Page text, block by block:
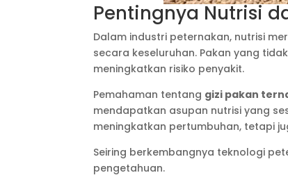
Pentingnya Nutrisi
Dalam industri peternakan, nutrisi
secara keseluruhan. Pakan yang
meningkatkan risiko penyakit.
Pemahaman tentang gizi pakan
mendapatkan asupan nutrisi yang
meningkatkan pertumbuhan, tetapi
Seiring berkembangnya teknologi
pengetahuan.